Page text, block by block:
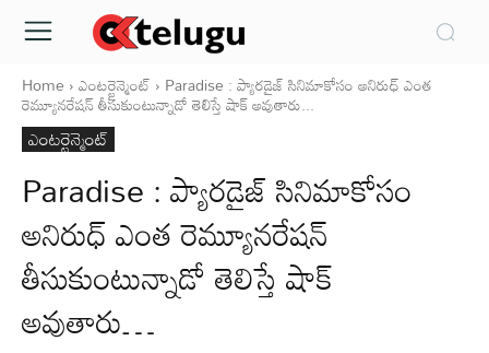
Home ఎంటర్టైన్మెంట్ Paradise : ప్యారడైజ్ సినిమాకోసం అనిరుధ్ ఎంత
రెమ్యూనరేషన్ తీసుకుంటున్నాడో తెలిస్తే షాక్ అవుతారు...
ఎంటర్టైన్మెంట్
Paradise : ప్యారడైజ్ సినిమాకోసం
అనిరుధ్ ఎంత రెమ్యూనరేషన్
తీసుకుంటున్నాడో తెలిస్తే షాక్
అవుతారు…